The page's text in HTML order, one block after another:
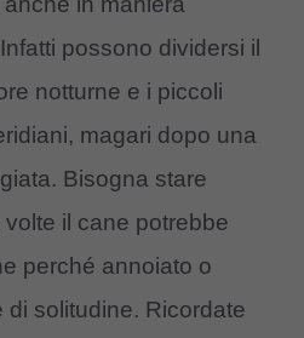
possono dividersi il
notturne e i piccoli
magari dopo una
Bisogna stare
il cane potrebbe
perché annoiato o
di solitudine. Ricordate